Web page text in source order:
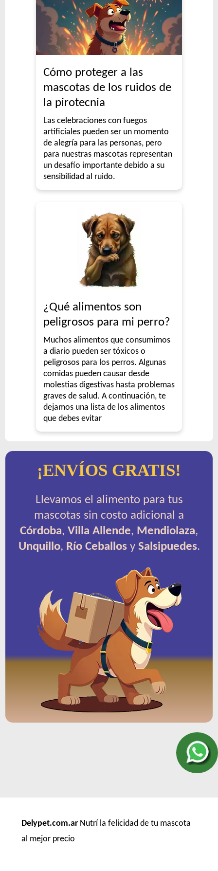
Cómo proteger a las
mascotas de los ruidos de
la pirotecnia
Las celebraciones con fuegos
artificiales pueden ser un momento
de alegría para las personas, pero
para nuestras mascotas representan
un desafío importante debido a su
sensibilidad al ruido.
¿Qué alimentos son
peligrosos para mi perro?
Muchos alimentos que consumimos
a diario pueden ser tóxicos o
peligrosos para los perros. Algunas
comidas pueden causar desde
molestias digestivas hasta problemas
graves de salud. A continuación, te
dejamos una lista de los alimentos
que debes evitar
¡ENVÍOS GRATIS!
Llevamos el alimento para tus
mascotas sin costo adicional a
Córdoba, Villa Allende, Mendiolaza,
Unquillo, Río Ceballosy Salsipuedes.
Delypet.com.ar Nutrí la felicidad de tu mascota
al mejor precio